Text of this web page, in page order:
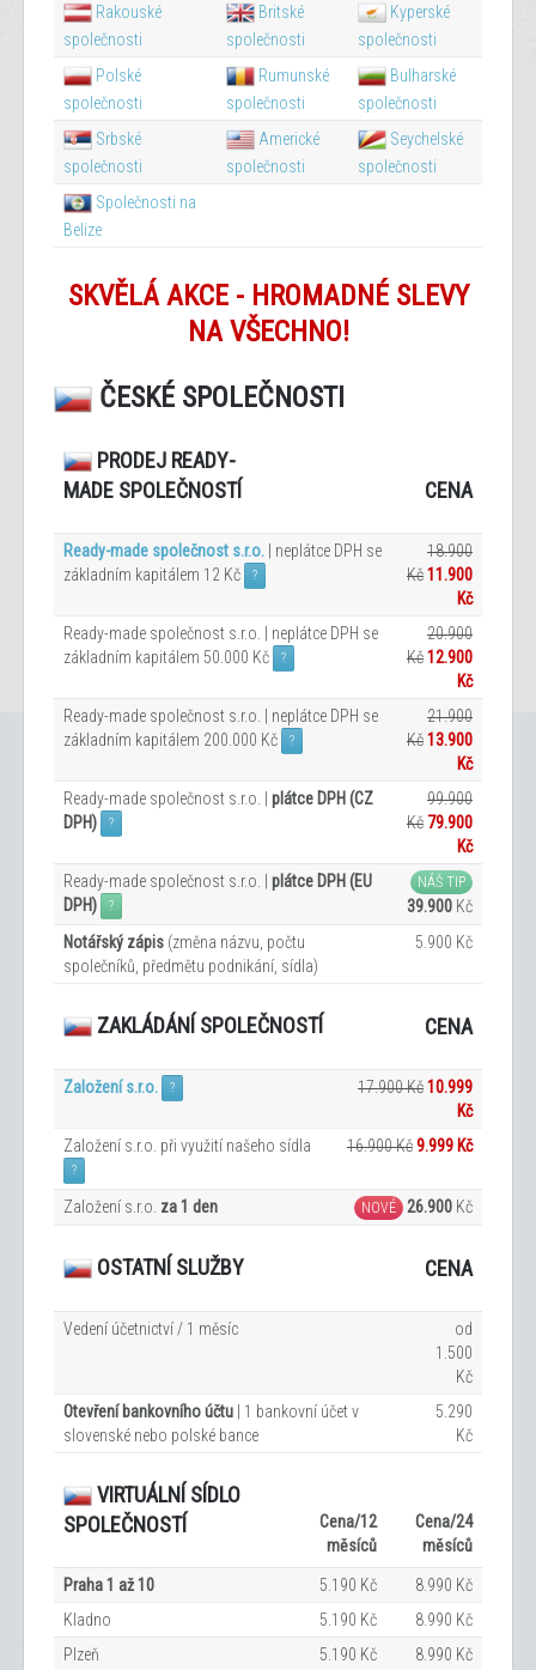
Rakouské
společnosti
Britské
společnosti
Kyperské
společnosti
Polské
společnosti
Rumunské
společnosti
Bulharské
společnosti
Srbské
společnosti
Americké
společnosti
Seychelské
společnosti
Společnosti na
Belize
SKVĚLÁ AKCE - HROMADNÉ SLEVY
NA VŠECHNO!
ČESKÉ SPOLEČNOSTI
PRODEJ READY-
MADE SPOLEČNOSTÍ
CENA
Ready-made společnost s.r.o. | neplátce DPH se
základním kapitálem 12 Kč
?
18.900
Kč11.900
Kč
Ready-made společnost s.r.o. | neplátce DPH se
základním kapitálem 50.000 Kč
?
20.900
Kč12.900
Kč
Ready-made společnost s.r.o. | neplátce DPH se
základním kapitálem 200.000 Kč
?
21.900
Kč13.900
Kč
Ready-made společnost s.r.o. | plátce DPH (CZ
DPH)
?
99.900
Kč 79.900
Kč
Ready-made společnost s.r.o. | plátce DPH (EU
DPH)
?
NÁŠ TIP
39.900 Kč
Notářský zápis (změna názvu, počtu
společníků, předmětu podnikání, sídla)
5.900 Kč
ZAKLÁDÁNÍ SPOLEČNOSTÍ CENA
Založení s.r.o. ? 17.900 Kč10.999
Kč
Založení s.r.o. při využití našeho sídla
?
16.900 Kč9.999 Kč
Založení s.r.o. za 1 den NOVÉ 26.900 Kč
OSTATNÍ SLUŽBY CENA
Vedení účetnictví / 1 měsíc
od
1.500
Kč
Otevření bankovního účtu
| 1 bankovní účet v
slovenské nebo polské bance
5.290
Kč
VIRTUÁLNÍ SÍDLO
SPOLEČNOSTÍ
Cena/12
měsíců
Cena/24
měsíců
Praha 1 až 10 5.190 Kč
8.990 Kč
Kladno
5.190 Kč
8.990 Kč
Plzeň
5.190 Kč 8.990 Kč